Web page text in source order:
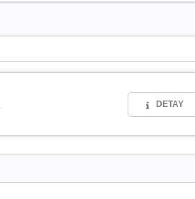
DETAY